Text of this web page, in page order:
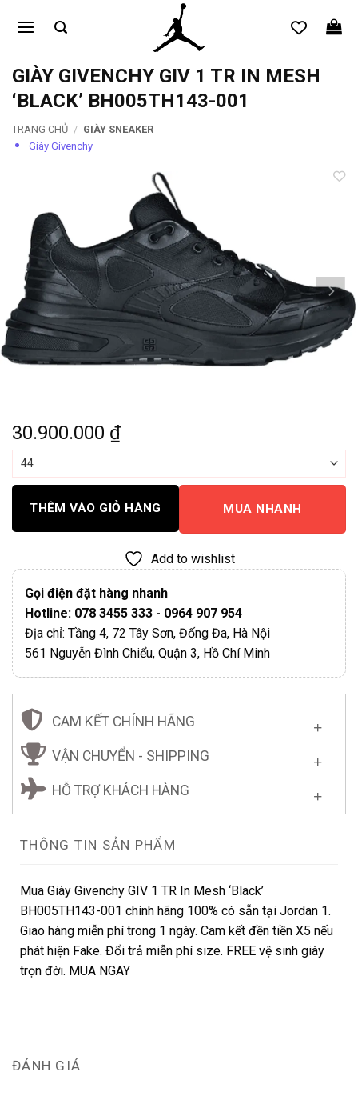
qua
dungGIÀY GIVENCHY GIV 1 TR IN MESH
‘BLACK’ BH005TH143-001
TRANG CHỦ / GIÀY SNEAKER
Giày Givenchy
30.900.000 ₫
THÊM VÀO GIỎ HÀNG MUA NHANH
Add to wishlist
Gọi điện đặt hàng nhanh
Hotline: 078 3455 333 - 0964 907 954
Địa chỉ: Tầng 4, 72 Tây Sơn, Đống Đa, Hà Nội
561 Nguyễn Đình Chiểu, Quận 3, Hồ Chí Minh
CAM KẾT CHÍNH HÃNG
VẬN CHUYỂN - SHIPPING
HỖ TRỢ KHÁCH HÀNG
THÔNG TIN SẢN PHẨM
Mua Giày Givenchy GIV 1 TR In Mesh ‘Black’
BH005TH143-001 chính hãng 100% có sẵn tại Jordan 1.
Giao hàng miễn phí trong 1 ngày. Cam kết đền tiền X5 nếu
phát hiện Fake. Đổi trả miễn phí size. FREE vệ sinh giày
trọn đời. MUA NGAY
ĐÁNH GIÁ